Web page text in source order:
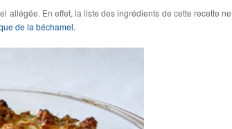
allégée. En effet, la liste des ingrédients de cette recette ne
de la béchamel.